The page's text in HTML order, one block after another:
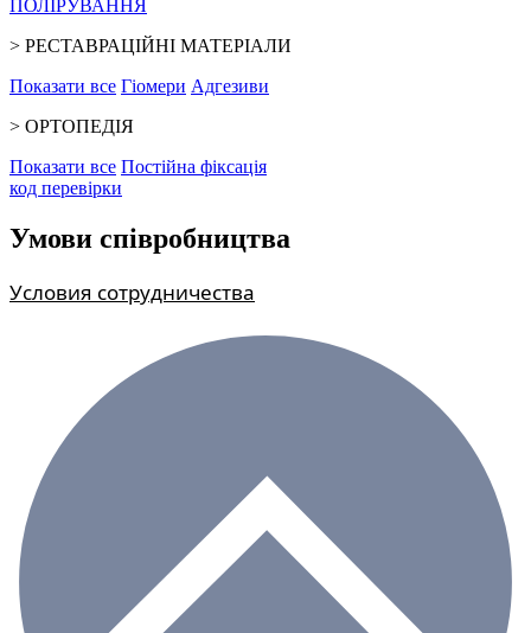
ПОЛІРУВАННЯ
> РЕСТАВРАЦІЙНІ МАТЕРІАЛИ
Показати все Гіомери Адгезиви
> ОРТОПЕДІЯ
Показати все Постійна фіксація
код перевiрки
Умови співробництва
Условия сотрудничества